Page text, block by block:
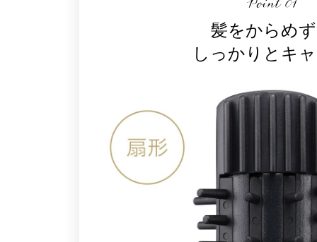
髪をからめ
しっかりとキ